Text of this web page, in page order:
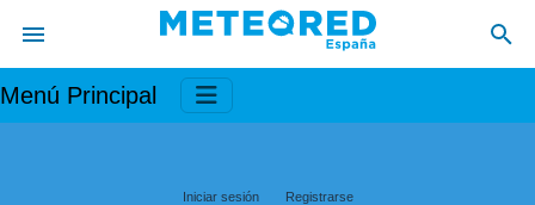
Menú Principal
Iniciar sesión Registrarse